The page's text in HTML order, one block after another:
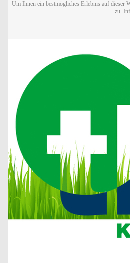
Um Ihnen ein bestmögliches Erlebnis auf dieser
zu.